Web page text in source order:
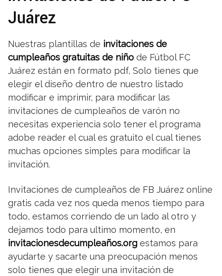
Juárez
Nuestras plantillas de invitaciones de
cumpleaños gratuitas de niño de Fútbol FC
Juárez están en formato pdf, Solo tienes que
elegir el diseño dentro de nuestro listado
modificar e imprimir, para modificar las
invitaciones de cumpleaños de varón no
necesitas experiencia solo tener el programa
adobe reader el cual es gratuito el cual tienes
muchas opciones simples para modificar la
invitación.
Invitaciones de cumpleaños de FB Juárez online
gratis cada vez nos queda menos tiempo para
todo, estamos corriendo de un lado al otro y
dejamos todo para ultimo momento, en
invitacionesdecumpleaños.org estamos para
ayudarte y sacarte una preocupación menos
solo tienes que elegir una invitación de